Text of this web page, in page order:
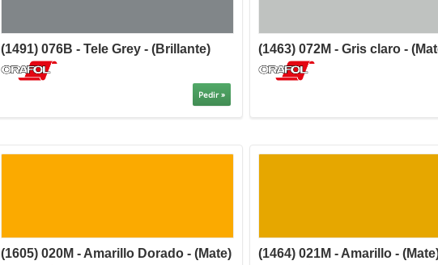
(1491) 076B - Tele Grey - (Brillante)
Pedir »
(1463) 072M - Gris claro -
(1605) 020M - Amarillo Dorado - (Mate) (1464) 021M - Amarillo -